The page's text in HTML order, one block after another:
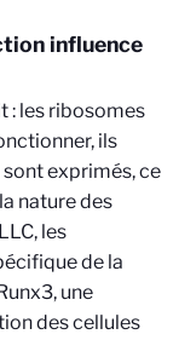
influence
: les ribosomes
ils
exprimés, ce
nature des
les
de la
une
des cellules